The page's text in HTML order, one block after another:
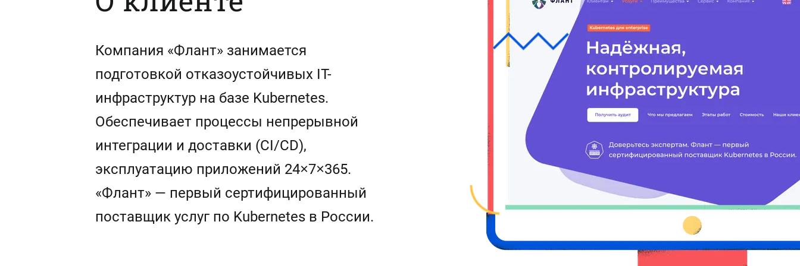
Компания «Флант» занимается
подготовкой отказоустойчивых IT-
инфраструктур на базе Kubernetes.
Обеспечивает процессы непрерывной
интеграции и доставки (CI/CD),
эксплуатацию приложений 24×7×365.
«Флант» — первый сертифицированный
поставщик услуг по Kubernetes в России.